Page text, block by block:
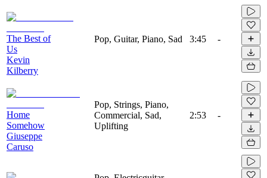
The Best of
Us
Kevin
Kilberry
Pop, Guitar, Piano, Sad 3:45 -
Home
Somehow
Giuseppe
Caruso
Pop, Strings, Piano,
Commercial, Sad,
Uplifting
2:53 -